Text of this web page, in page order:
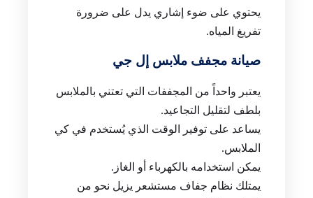
يحتوي على ضوء إشاري يدل على ضرورة
تفريغ المياه.
صيانة مجفف ملابس إل جي
يعتبر واحداً من المجففات التي تعتني بالملابس
بلطف لتقليل التجاعيد.
يساعد على توفير الوقت الذي يُستخدم في كي
الملابس.
يمكن استخدامه بالكهرباء أو الغاز.
يمتلك نظام جفاف مستشعر يزيل نحو من